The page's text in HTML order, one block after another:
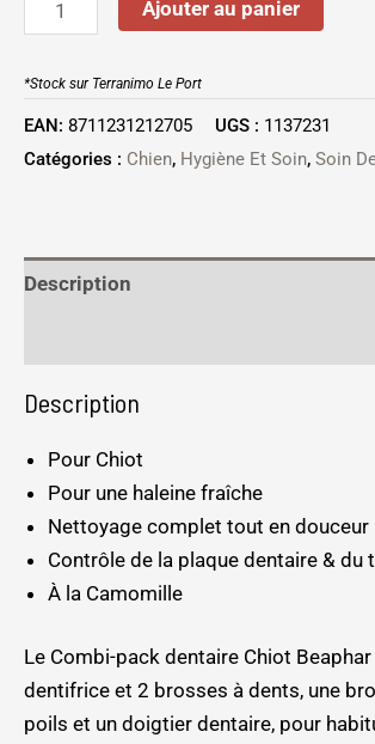
Ajouter au panier
*Stock sur Terranimo Le Port
EAN: 8711231212705 UGS : 1137231
Catégories : Chien, Hygiène Et Soin, Soin
Description
Description
Pour Chiot
Pour une haleine fraîche
Nettoyage complet tout en douceur
Contrôle de la plaque dentaire & du
À la Camomille
Le Combi-pack dentaire Chiot
dentifrice et 2 brosses à dents, une
poils et un doigtier dentaire, pour